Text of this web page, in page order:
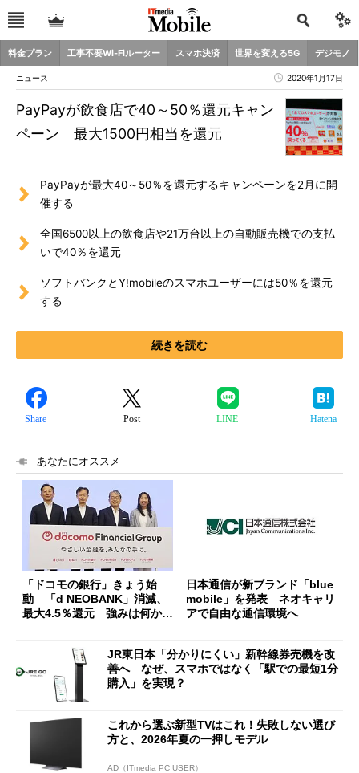
料金プラン 工事不要Wi-Fiルーター スマホ決済 世界を変える5G デジモノ
ニュース 2020年1月17日
PayPayが飲食店で40～50％還元キャン
ペーン 最大1500円相当を還元
PayPayが最大40～50％を還元するキャンペーンを2月に開
催する
全国6500以上の飲食店や21万台以上の自動販売機での支払
いで40％を還元
ソフトバンクとY!mobileのスマホユーザーには50％を還元
する
続きを読む
Share Post LINE Hatena
あなたにオススメ
「ドコモの銀行」きょう始
動 「d NEOBANK」消滅、
最大4.5％還元 強みは何か解
日本通信が新ブランド「blue
mobile」を発表 ネオキャリ
アで自由な通信環境へ
JR東日本「分かりにくい」新幹線券売機を改
善へ なぜ、スマホではなく「駅での最短1分
購入」を実現？
これから選ぶ新型TVはこれ！失敗しない選び
方と、2026年夏の一押しモデル
AD（ITmedia PC USER）